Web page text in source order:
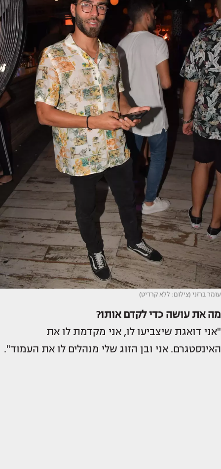
עומר ברזני (צילום: ללא קרדיט)
מה את עושה כדי לקדם אותו?
"אני דואגת שיצביעו לו, אני מקדמת לו את
האינסטגרם. אני ובן הזוג שלי מנהלים לו את העמוד".